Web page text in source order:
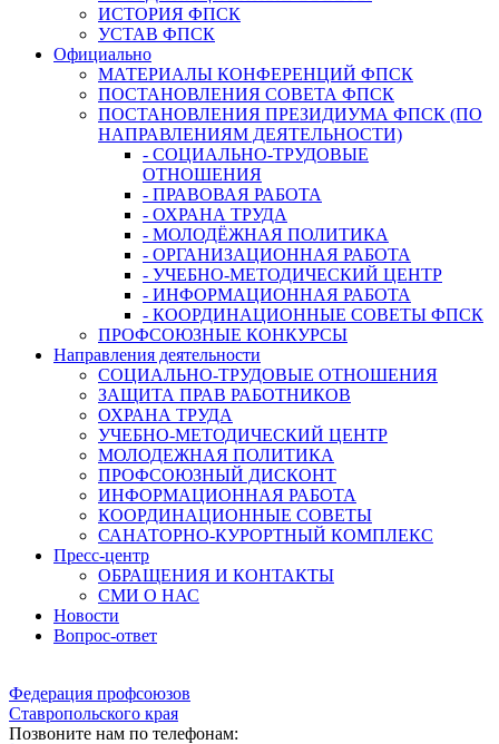
ИСТОРИЯ ФПСК
УСТАВ ФПСК
Официально
МАТЕРИАЛЫ КОНФЕРЕНЦИЙ ФПСК
ПОСТАНОВЛЕНИЯ СОВЕТА ФПСК
ПОСТАНОВЛЕНИЯ ПРЕЗИДИУМА ФПСК (ПО
НАПРАВЛЕНИЯМ ДЕЯТЕЛЬНОСТИ)
- СОЦИАЛЬНО-ТРУДОВЫЕ
ОТНОШЕНИЯ
- ПРАВОВАЯ РАБОТА
- ОХРАНА ТРУДА
- МОЛОДЁЖНАЯ ПОЛИТИКА
- ОРГАНИЗАЦИОННАЯ РАБОТА
- УЧЕБНО-МЕТОДИЧЕСКИЙ ЦЕНТР
- ИНФОРМАЦИОННАЯ РАБОТА
- КООРДИНАЦИОННЫЕ СОВЕТЫ ФПСК
ПРОФСОЮЗНЫЕ КОНКУРСЫ
Направления деятельности
СОЦИАЛЬНО-ТРУДОВЫЕ ОТНОШЕНИЯ
ЗАЩИТА ПРАВ РАБОТНИКОВ
ОХРАНА ТРУДА
УЧЕБНО-МЕТОДИЧЕСКИЙ ЦЕНТР
МОЛОДЕЖНАЯ ПОЛИТИКА
ПРОФСОЮЗНЫЙ ДИСКОНТ
ИНФОРМАЦИОННАЯ РАБОТА
КООРДИНАЦИОННЫЕ СОВЕТЫ
САНАТОРНО-КУРОРТНЫЙ КОМПЛЕКС
Пресс-центр
ОБРАЩЕНИЯ И КОНТАКТЫ
СМИ О НАС
Новости
Вопрос-ответ
Федерация профсоюзов
Ставропольского края
Позвоните нам по телефонам: